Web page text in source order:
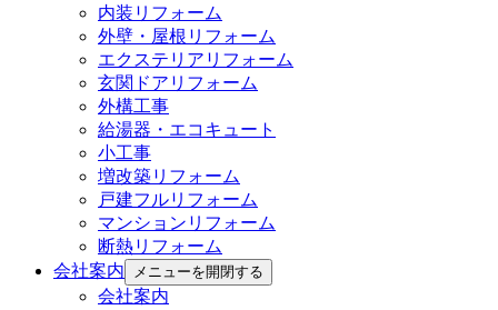
内装リフォーム
外壁・屋根リフォーム
エクステリアリフォーム
玄関ドアリフォーム
外構工事
給湯器・エコキュート
小工事
増改築リフォーム
戸建フルリフォーム
マンションリフォーム
断熱リフォーム
会社案内
メニューを開閉する
会社案内